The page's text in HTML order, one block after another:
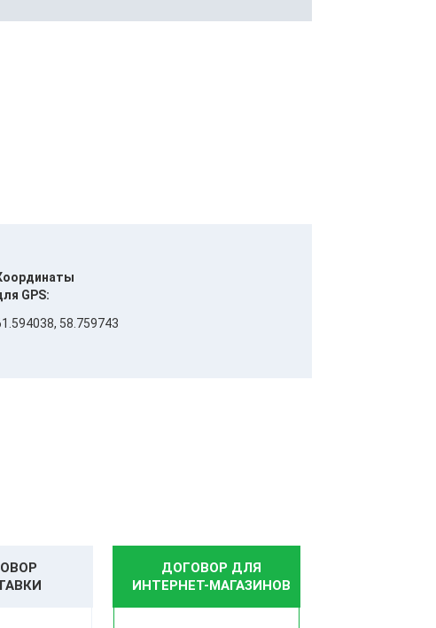
GPS:
58.759743
ДОГОВОР ДЛЯ
ИНТЕРНЕТ-МАГАЗИНОВ